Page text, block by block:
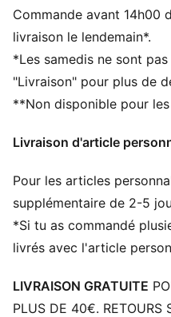
Confectionné avec un
recyclés
Coupe : régulière
Matière principale : Jersey
Col : col classique
Fermeture : Demi-patte
Branding PUMA x ASTON
Détails brandés PUMA
Commande avant 14h00
livraison le lendemain*.
*Les samedis ne sont
"Livraison" pour plus de
**Non disponible pour
Livraison d'article
Pour les articles
supplémentaire de 2-5
*Si tu as commandé
livrés avec l'article
LIVRAISON GRATUITE
PLUS DE 40€. RETOURS